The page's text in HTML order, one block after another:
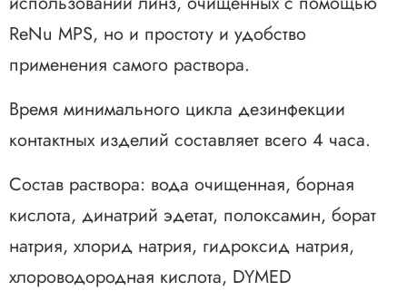
ReNu MPS, но и простоту и удобство
применения самого раствора.
Время минимального цикла дезинфекции
контактных изделий составляет всего 4 часа.
Состав раствора: вода очищенная, борная
кислота, динатрий эдетат, полоксамин, борат
натрия, хлорид натрия, гидроксид натрия,
хлороводородная кислота, DYMED